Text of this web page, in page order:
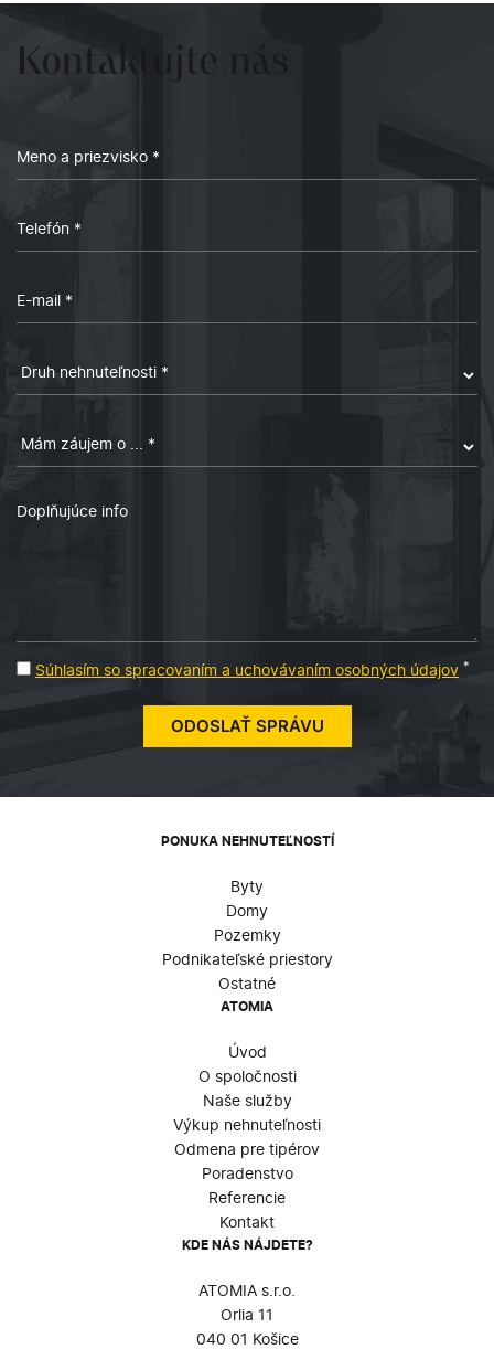
Kontaktujte nás
Súhlasím so spracovaním a uchovávaním osobných údajov *
PONUKA NEHNUTEĽNOSTÍ
Byty
Domy
Pozemky
Podnikateľské priestory
Ostatné
ATOMIA
Úvod
O spoločnosti
Naše služby
Výkup nehnuteľnosti
Odmena pre tipérov
Poradenstvo
Referencie
Kontakt
KDE NÁS NÁJDETE?
ATOMIA s.r.o.
Orlia 11
040 01 Košice